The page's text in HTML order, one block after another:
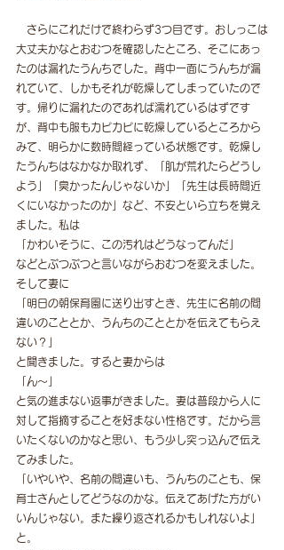
さらにこれだけで終わらず3つ目です。おしっこは
大丈夫かなとおむつを確認したところ、そこにあっ
たのは漏れたうんちでした。背中一面にうんちが漏
れていて、しかもそれが乾燥してしまっていたので
す。帰りに漏れたのであれば濡れているはずです
が、背中も服もカピカピに乾燥しているところから
みて、明らかに数時間経っている状態です。乾燥し
たうんちはなかなか取れず、「肌が荒れたらどうし
よう」「臭かったんじゃないか」「先生は長時間近
くにいなかったのか」など、不安といら立ちを覚え
ました。私は
「かわいそうに、この汚れはどうなってんだ」
などとぶつぶつと言いながらおむつを変えました。
そして妻に
「明日の朝保育園に送り出すとき、先生に名前の間
違いのこととか、うんちのこととかを伝えてもらえ
ない？」
と聞きました。すると妻からは
「ん〜」
と気の進まない返事がきました。妻は普段から人に
対して指摘することを好まない性格です。だから言
いたくないのかなと思い、もう少し突っ込んで伝え
てみました。
「いやいや、名前の間違いも、うんちのことも、保
育士さんとしてどうなのかな。伝えてあげた方がい
いんじゃない。また繰り返されるかもしれないよ」
と。